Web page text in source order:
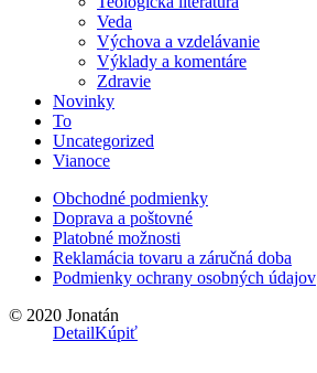
DetailKúpiť
Veda
Výchova a vzdelávanie
Výklady a komentáre
Zdravie
Novinky
To
Uncategorized
Vianoce
Obchodné podmienky
Doprava a poštovné
Platobné možnosti
Reklamácia tovaru a záručná doba
Podmienky ochrany osobných údajov
© 2020 Jonatán